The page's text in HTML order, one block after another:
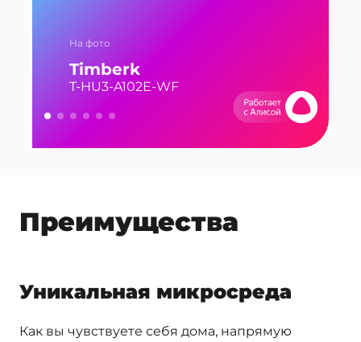
На фото
Timberk
T-HU3-A102E-WF
SC-AH986E102
Серия Home Intellect: A102E-WF
Cерия Home Intellect: A101E-WF
Серия Smart: A100E
SC-AH986E100
Преимущества
Уникальная микросреда
Как вы чувствуете себя дома, напрямую